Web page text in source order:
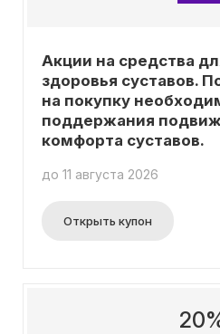
Акции на средства
здоровья суставов.
на покупку
поддержания
комфорта суставов.
до 11 августа 2026
Открыть купон